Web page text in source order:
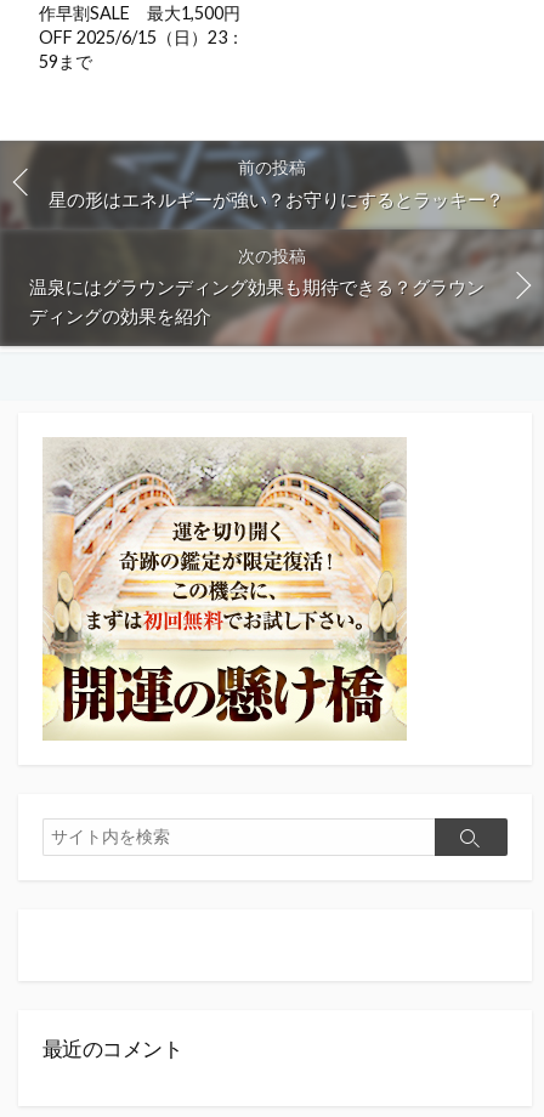
作早割SALE 最大1,500円
OFF 2025/6/15（日）23：
59まで
前の投稿
星の形はエネルギーが強い？お守りにするとラッキー？
次の投稿
温泉にはグラウンディング効果も期待できる？グラウン
ディングの効果を紹介
検
索
検
最近のコメント